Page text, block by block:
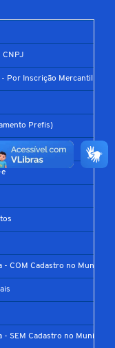
CNPJ
- Por Inscrição Mercantil
Prefis)
COM Cadastro no Município
SEM Cadastro no Município